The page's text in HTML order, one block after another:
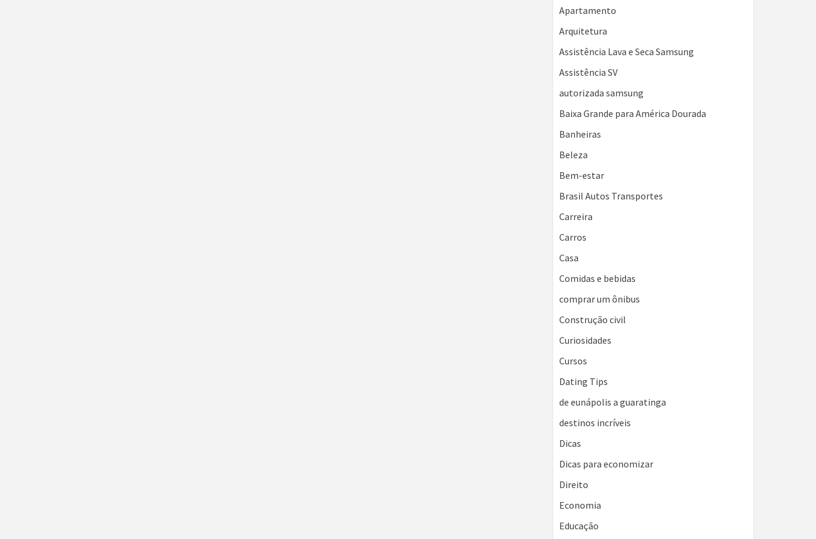
Apartamento
Arquitetura
Assistência Lava e Seca Samsung
Assistência SV
autorizada samsung
Baixa Grande para América Dourada
Banheiras
Beleza
Bem-estar
Brasil Autos Transportes
Carreira
Carros
Casa
Comidas e bebidas
comprar um ônibus
Construção civil
Curiosidades
Cursos
Dating Tips
de eunápolis a guaratinga
destinos incríveis
Dicas
Dicas para economizar
Direito
Economia
Educação